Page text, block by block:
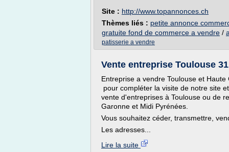
Site : http://www.topannonces.ch
Thèmes liés : petite annonce
gratuite fond de commerce a vendre /
patisserie a vendre
Vente entreprise Toulouse
Entreprise a vendre Toulouse et
pour compléter la visite de notre site
vente d'entreprises à Toulouse ou de
Garonne et Midi Pyrénées.
Vous souhaitez céder, transmettre,
Les adresses...
Lire la suite